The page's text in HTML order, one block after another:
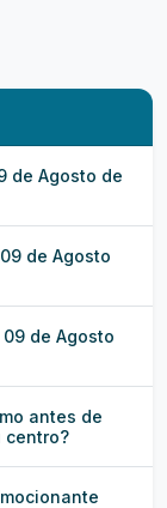
de Agosto de
de Agosto
de Agosto
antes de
centro?